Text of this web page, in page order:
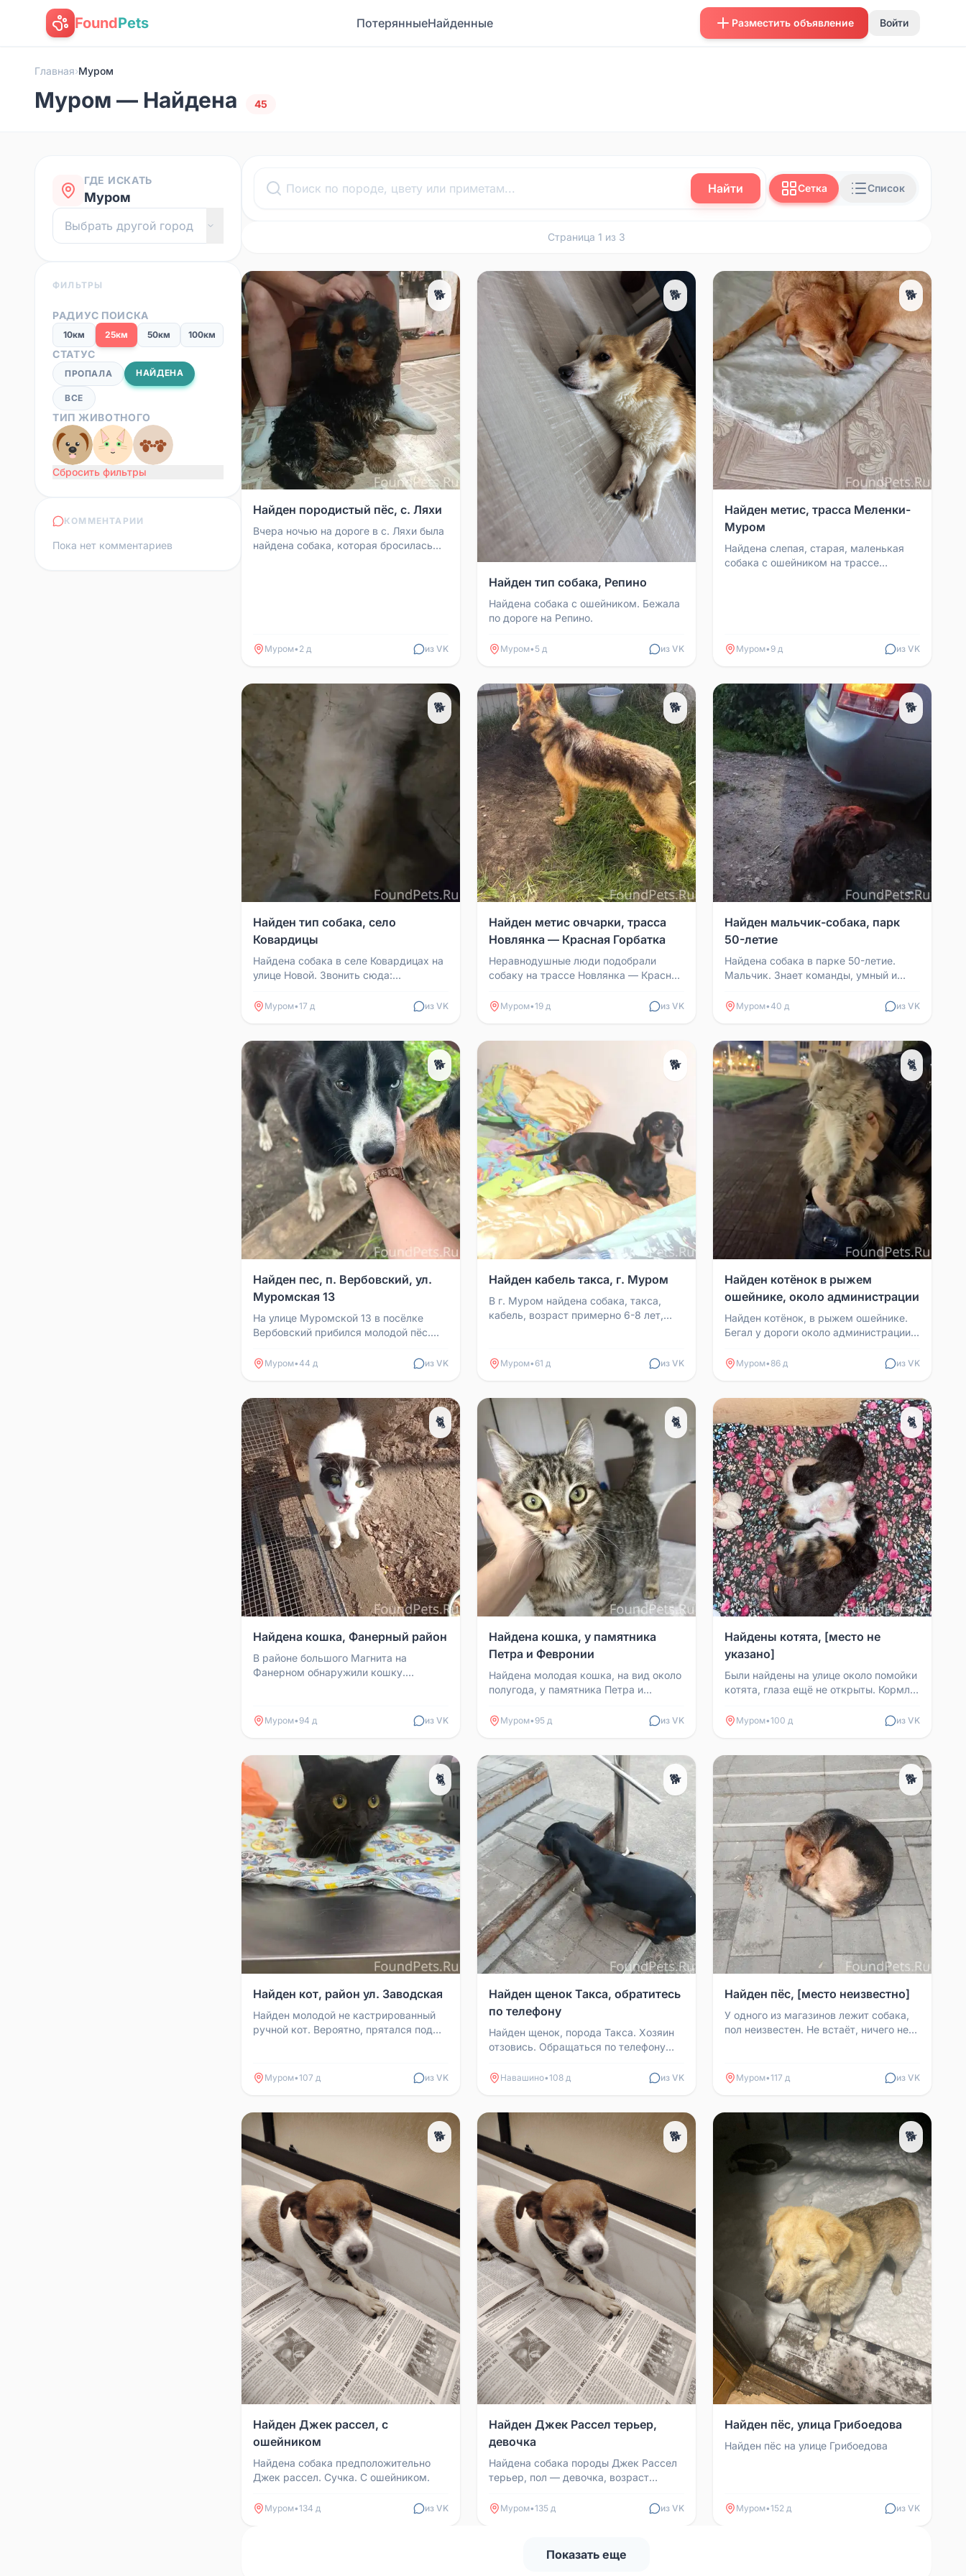
FoundPets ПотерянныеНайденные Разместить объявление Войти
Главная›Муром
Муром — Найдена 45
ГДЕ ИСКАТЬ
Муром
ФИЛЬТРЫ
РАДИУС ПОИСКА
10км 25км 50км 100км
СТАТУС
ПРОПАЛА НАЙДЕНА
ВСЕ
ТИП ЖИВОТНОГО
Сбросить фильтры
КОММЕНТАРИИ
Пока нет комментариев
Найти Сетка Список
Страница 1 из 3
🐕
Найден породистый пёс, с. Ляхи
Вчера ночью на дороге в с. Ляхи была
найдена собака, которая бросилась
Муром• 2 д из VK
🐕
Найден тип собака, Репино
Найдена собака с ошейником. Бежала
по дороге на Репино.
Муром• 5 д из VK
🐕
Найден метис, трасса Меленки-
Муром
Найдена слепая, старая, маленькая
собака с ошейником на трассе
Муром• 9 д из VK
🐕
Найден тип собака, село
Ковардицы
Найдена собака в селе Ковардицах на
улице Новой. Звонить сюда:
Муром•17 д из VK
🐕
Найден метис овчарки, трасса
Новлянка — Красная Горбатка
Неравнодушные люди подобрали
собаку на трассе Новлянка — Красная
овчаркой. Умная, послу...
Муром•19 д из VK
🐕
Найден мальчик-собака, парк
50-летие
Найдена собака в парке 50-летие.
Мальчик. Знает команды, умный и
дней, так как имеется ...
Муром•40 д из VK
🐕
Найден пес, п. Вербовский, ул.
Муромская 13
На улице Муромской 13 в посёлке
Вербовский прибился молодой пёс.
связи: 89307402777.
Муром•44 д из VK
🐕
Найден кабель такса, г. Муром
В г. Муром найдена собака, такса,
кабель, возраст примерно 6-8 лет,
Муром•61 д из VK
🐈
Найден котёнок в рыжем
ошейнике, около администрации
Найден котёнок, в рыжем ошейнике.
Бегал у дороги около администрации.
АллаМуром• 86 д из VK
🐈
Найдена кошка, Фанерный район
В районе большого Магнита на
Фанерном обнаружили кошку.
Муром• 94 д из VK
🐈
Найдена кошка, у памятника
Петра и Февронии
Найдена молодая кошка, на вид около
полугода, у памятника Петра и
это ваша кошка, пи...
Муром• 95 д из VK
🐈
Найдены котята, [место не
указано]
Были найдены на улице около помойки
котята, глаза ещё не открыты. Кормлю
могу, так как ...
Муром•100 д из VK
🐈
Найден кот, район ул. Заводская
Найден молодой не кастрированный
ручной кот. Вероятно, прятался под
Муром•107 д из VK
🐕
Найден щенок Такса, обратитесь
по телефону
Найден щенок, порода Такса. Хозяин
отзовись. Обращаться по телефону
Навашино•108 д из VK
🐕
Найден пёс, [место неизвестно]
У одного из магазинов лежит собака,
пол неизвестен. Не встаёт, ничего не
Муром•117 д из VK
🐕
Найден Джек рассел, с
ошейником
Найдена собака предположительно
Джек рассел. Сучка. С ошейником.
Муром•134 д из VK
🐕
Найден Джек Рассел терьер,
девочка
Найдена собака породы Джек Рассел
терьер, пол — девочка, возраст
находится у знакомых, ей об...
Муром•135 д из VK
🐕
Найден пёс, улица Грибоедова
Найден пёс на улице Грибоедова
Муром•152 д из VK
Показать еще